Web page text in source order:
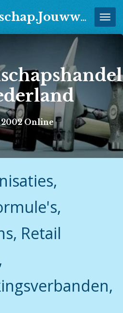
www.Gereedschap.Jouwweb.nl
Online
Retail